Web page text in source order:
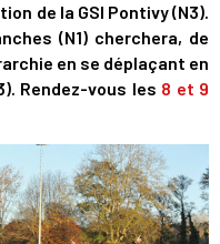
de la GSI Pontivy (N3).
(N1) cherchera, de
en se déplaçant en
Rendez-vous les 8 et 9